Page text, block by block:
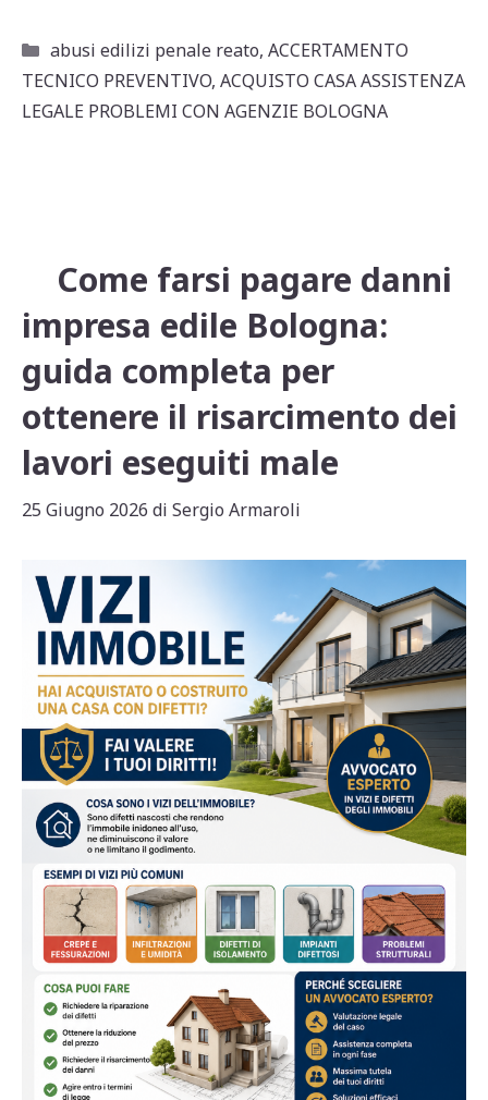
at
s
A
c
e
b
ai
l
n
di
vi
Categorie
abusi edilizi penale reato, ACCERTAMENTO
TECNICO PREVENTIVO, ACQUISTO CASA ASSISTENZA
LEGALE PROBLEMI CON AGENZIE BOLOGNA
Come farsi pagare danni
impresa edile Bologna:
guida completa per
ottenere il risarcimento dei
lavori eseguiti male
25 Giugno 2026 di Sergio Armaroli